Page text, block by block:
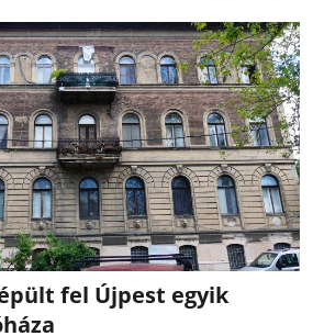
fel Újpest egyik